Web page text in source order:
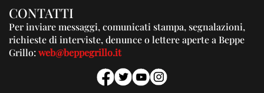
CONTATTI
Per inviare messaggi, comunicati stampa, segnalazioni,
richieste di interviste, denunce o lettere aperte a Beppe
Grillo:web@beppegrillo.it